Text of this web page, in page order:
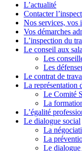
L’actualité
Contacter
Nos services, vos
Vos démarches
L’inspection du
Le conseil aux
Les
Les
Le contrat de
La représentation
Le Comité
La
L’égalité
Le dialogue social
La
La
Le dialogue